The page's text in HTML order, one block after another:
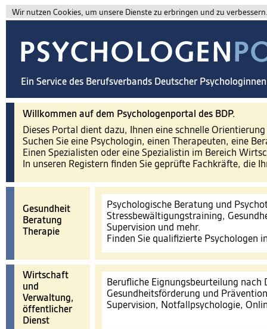
Wir nutzen Cookies, um unsere Dienste zu erbringen und zu
Ein Service des Berufsverbands Deutscher
Willkommen auf dem Psychologenportal des BDP.
Dieses Portal dient dazu, Ihnen eine schnelle
Suchen Sie eine Psychologin, einen Therapeuten, eine
Einen Spezialisten oder eine Spezialistin im Bereich
In unseren Registern finden Sie geprüfte Fachkräfte, die
Gesundheit
Beratung
Therapie
Psychologische Beratung und
Stressbewältigungstraining,
Supervision und mehr.
Finden Sie qualifizierte Psychologen
Wirtschaft
und
Verwaltung,
öffentlicher
Dienst
Berufliche Eignungsbeurteilung nach
Gesundheitsförderung und
Supervision, Notfallpsychologie,